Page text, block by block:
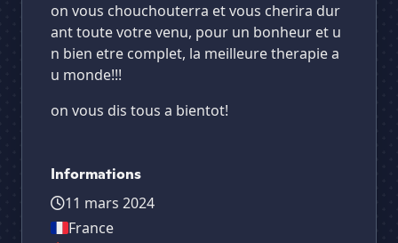
on vous chouchouterra et vous cherira dur
ant toute votre venu, pour un bonheur et u
n bien etre complet, la meilleure therapie a
u monde!!!
on vous dis tous a bientot!
Informations
11 mars 2024
France